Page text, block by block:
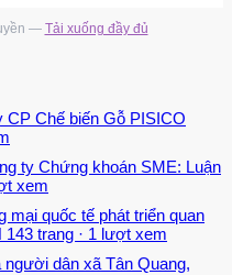
và để xây dựng các chiến
các doanh nghiệp phải
bao bì, màu sắc phù
hàng mục tiêu và thu hút sự
còn giúp doanh nghiệp
hưởng, tác động trở lại
sản phẩm gắn với những đặc
xã hội để thúc đẩy khách
— Tải xuống đầy đủ
Chế biến Gỗ PISICO
ty Chứng khoán SME: Luận
xem
mại quốc tế phát triển quan
143 trang · 1 lượt xem
dân xã Tân Quang,